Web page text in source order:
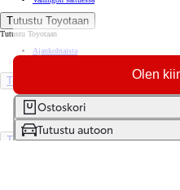
Olen
Ostoskori
Tutustu autoon
Tutustu Toyotaan
Tutustu Toyotaan
Ajankohtaista
Toyota Suomessa
Toyotan lehdistöpankki
Yhdessä pidemmälle
TOYOTA GAZOO Racing